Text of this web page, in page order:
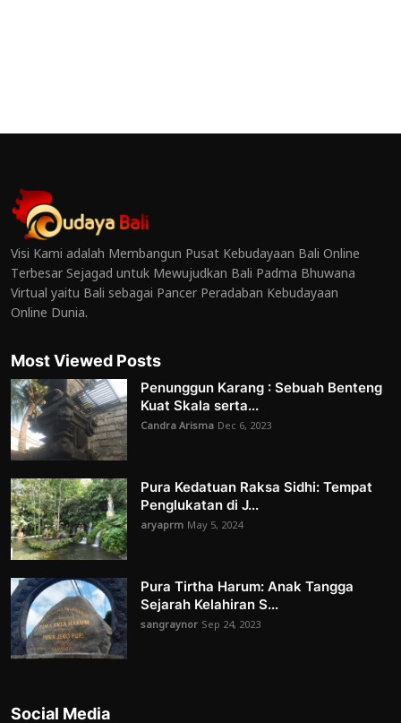
Visi Kami adalah Membangun Pusat Kebudayaan Bali Online
Terbesar Sejagad untuk Mewujudkan Bali Padma Bhuwana
Virtual yaitu Bali sebagai Pancer Peradaban Kebudayaan
Online Dunia.
Most Viewed Posts
Penunggun Karang : Sebuah Benteng
Kuat Skala serta...
Candra Arisma Dec 6, 2023
Pura Kedatuan Raksa Sidhi: Tempat
Penglukatan di J...
aryaprm May 5, 2024
Pura Tirtha Harum: Anak Tangga
Sejarah Kelahiran S...
sangraynor Sep 24, 2023
Social Media